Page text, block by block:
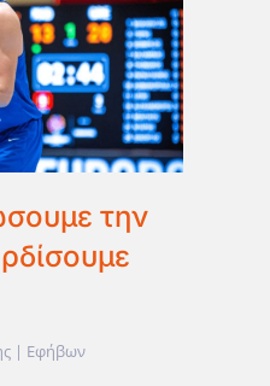
την
| Εφήβων